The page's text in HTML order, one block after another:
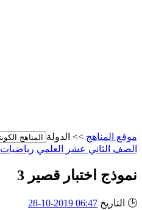
موقع المناهج >> الدولة
الصف الثاني عشر العلمي رياضيات
نموذج اختبار قصير 3
🕒 التاريخ 06:47 2019-10-28